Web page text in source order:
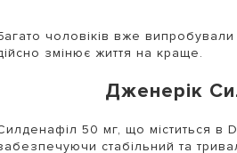
чоловіків вже
змінює життя на краще.
Дженерік
50 мг, що міститься в
стабільний та